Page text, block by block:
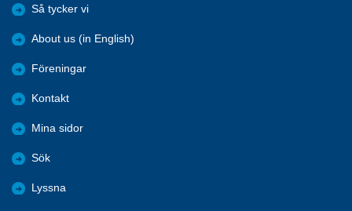
Så tycker vi
About us (in English)
Föreningar
Kontakt
Mina sidor
Sök
Lyssna